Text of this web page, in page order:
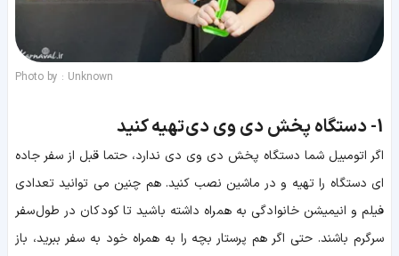
Photo by : Unknown
1- دستگاه پخش دی وی دی تهیه کنید
اگر اتومبیل شما دستگاه پخش دی وی دی ندارد، حتما قبل از سفر جاده
ای دستگاه را تهیه و در ماشین نصب کنید. هم چنین می توانید تعدادی
فیلم و انیمیشن خانوادگی به همراه داشته باشید تا کودکان در طول سفر
سرگرم باشند. حتی اگر هم پرستار بچه را به همراه خود به سفر ببرید، باز